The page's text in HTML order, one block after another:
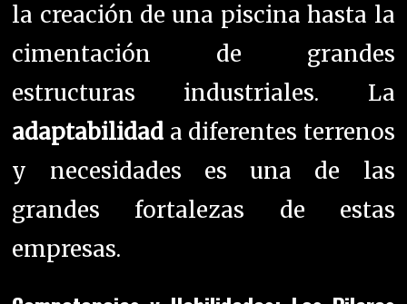
la creación de una piscina hasta la
cimentación de grandes
estructuras industriales. La
adaptabilidad a diferentes terrenos
y necesidades es una de las
grandes fortalezas de estas
empresas.